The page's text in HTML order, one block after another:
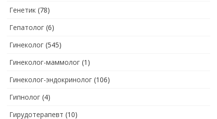
Генетик (78)
Гепатолог (6)
Гинеколог (545)
Гинеколог-маммолог (1)
Гинеколог-эндокринолог (106)
Гипнолог (4)
Гирудотерапевт (10)